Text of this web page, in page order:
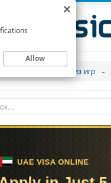
Музыка из игр
Allow